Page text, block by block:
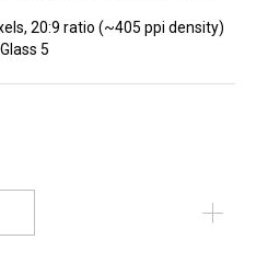
20:9 ratio (~405 ppi density)
5